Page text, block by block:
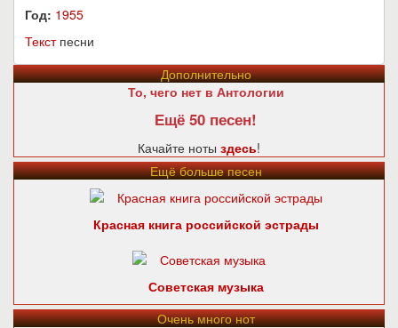
Год: 1955
Текстпесни
Дополнительно
То, чего нет в Антологии
Ещё 50 песен!
Качайте ноты здесь!
Ещё больше песен
Красная книга российской эстрады
Советская музыка
Очень много нот